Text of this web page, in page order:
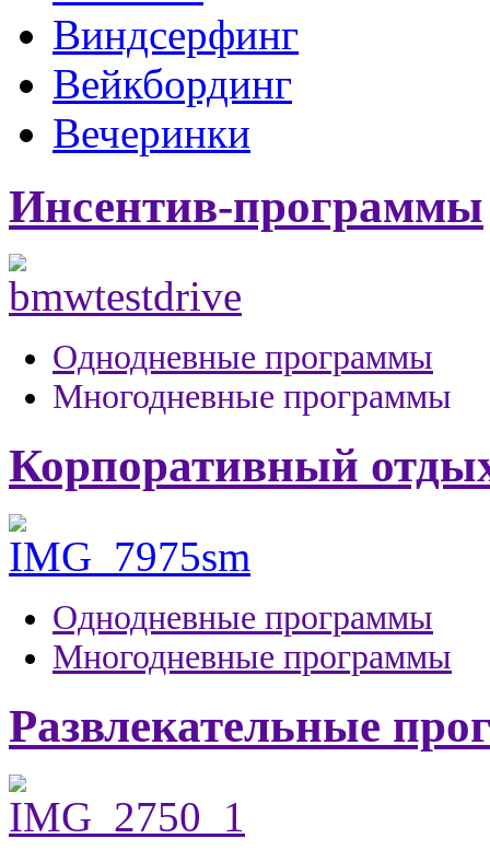
Виндсерфинг
Вейкбординг
Вечеринки
Инсентив-программы
Однодневные программы
Многодневные программы
Корпоративный
Однодневные программы
Многодневные программы
Развлекательные